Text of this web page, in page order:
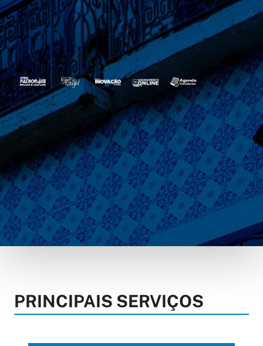
PRINCIPAIS SERVIÇOS